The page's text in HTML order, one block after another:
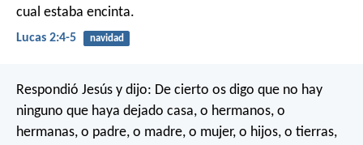
cual estaba encinta.
Lucas 2:4-5 navidad
Respondió Jesús y dijo: De cierto os digo que no hay
ninguno que haya dejado casa, o hermanos, o
hermanas, o padre, o madre, o mujer, o hijos, o tierras,